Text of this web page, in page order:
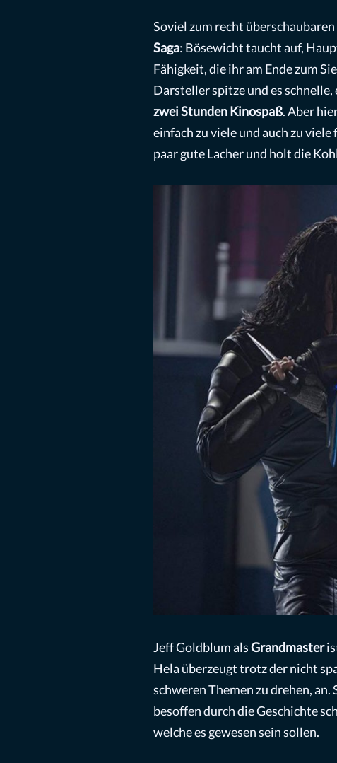
Soviel zum recht
Saga: Bösewicht taucht auf,
Fähigkeit, die ihr am Ende zum
Darsteller spitze und es
zwei Stunden Kinospaß. Aber
einfach zu viele und auch zu
paar gute Lacher und holt die
Jeff Goldblum alsGrandmaster
Hela überzeugt trotz der nicht
schweren Themen zu drehen,
besoffen durch die Geschichte
welche es gewesen sein sollen.